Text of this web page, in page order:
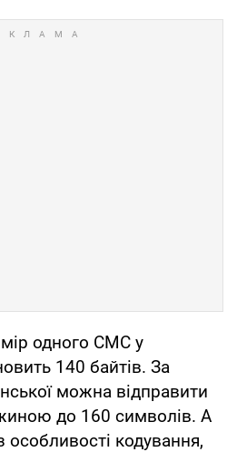
одного СМС у
140 байтів. За
можна відправити
до 160 символів. А
особливості кодування,